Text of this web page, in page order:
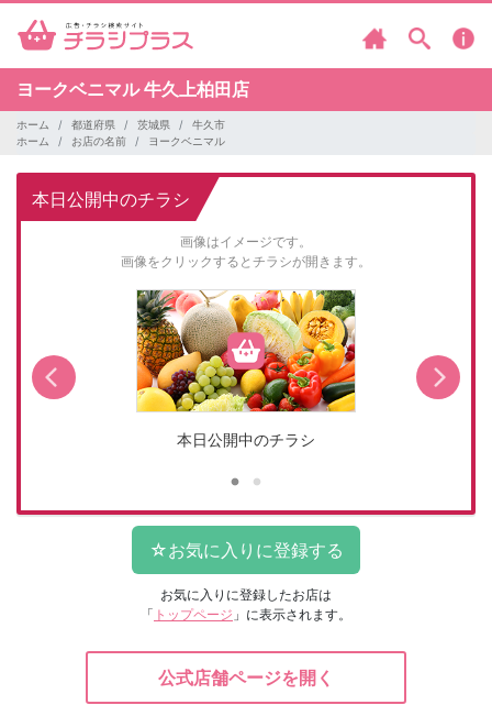
ヨークベニマル牛久上柏田店
ホーム 都道府県 茨城県
牛久市
ホーム
お店の名前 ヨークベニマル
本日公開中のチラシ
画像はイメージです。
画像をクリックするとチラシが開きます。
本日公開中のチラシ
お気に入りに登録したお店は
「 トップページ 」に表示されます。
公式店舗ページを開く